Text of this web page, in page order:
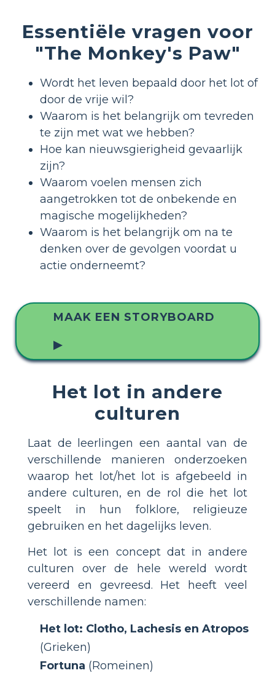
Essentiële vragen voor
"The Monkey's Paw"
Wordt het leven bepaald door het lot of
door de vrije wil?
Waarom is het belangrijk om tevreden
te zijn met wat we hebben?
Hoe kan nieuwsgierigheid gevaarlijk
zijn?
Waarom voelen mensen zich
aangetrokken tot de onbekende en
magische mogelijkheden?
Waarom is het belangrijk om na te
denken over de gevolgen voordat u
actie onderneemt?
MAAK EEN STORYBOARD
▶
Het lot in andere
culturen
Laat de leerlingen een aantal van de
verschillende manieren onderzoeken
waarop het lot/het lot is afgebeeld in
andere culturen, en de rol die het lot
speelt in hun folklore, religieuze
gebruiken en het dagelijks leven.
Het lot is een concept dat in andere
culturen over de hele wereld wordt
vereerd en gevreesd. Het heeft veel
verschillende namen:
Het lot: Clotho, Lachesis en Atropos
(Grieken)
Fortuna (Romeinen)